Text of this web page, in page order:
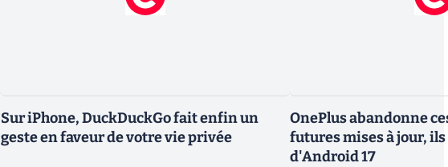
Sur iPhone, DuckDuckGo fait enfin un
geste en faveur de votre vie privée
OnePlus abandonne
futures mises à jour,
d'Android 17